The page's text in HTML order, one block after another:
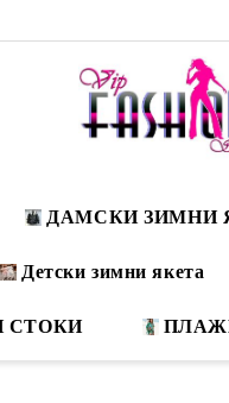
ДАМСКИ ЗИМНИ
Детски зимни якета
СТОКИ